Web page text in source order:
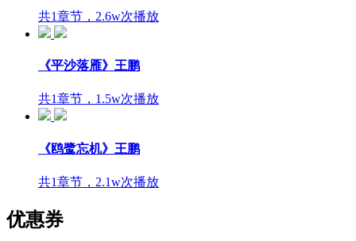
共1章节，2.6w次播放
《平沙落雁》王鹏
共1章节，1.5w次播放
《鸥鹭忘机》王鹏
共1章节，2.1w次播放
优惠券